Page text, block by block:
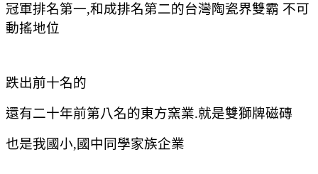
冠軍排名第一,和成排名第二的台灣陶瓷界雙霸 不可
動搖地位
跌出前十名的
還有二十年前第八名的東方窯業.就是雙獅牌磁磚
也是我國小,國中同學家族企業